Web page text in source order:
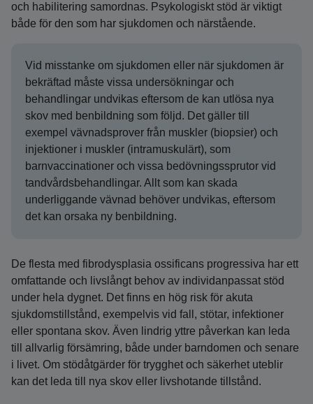
och habilitering samordnas. Psykologiskt stöd är viktigt
både för den som har sjukdomen och närstående.
Vid misstanke om sjukdomen eller när sjukdomen är
bekräftad måste vissa undersökningar och
behandlingar undvikas eftersom de kan utlösa nya
skov med benbildning som följd. Det gäller till
exempel vävnadsprover från muskler (biopsier) och
injektioner i muskler (intramuskulärt), som
barnvaccinationer och vissa bedövningssprutor vid
tandvårdsbehandlingar. Allt som kan skada
underliggande vävnad behöver undvikas, eftersom
det kan orsaka ny benbildning.
De flesta med fibrodysplasia ossificans progressiva har ett
omfattande och livslångt behov av individanpassat stöd
under hela dygnet. Det finns en hög risk för akuta
sjukdomstillstånd, exempelvis vid fall, stötar, infektioner
eller spontana skov. Även lindrig yttre påverkan kan leda
till allvarlig försämring, både under barndomen och senare
i livet. Om stödåtgärder för trygghet och säkerhet uteblir
kan det leda till nya skov eller livshotande tillstånd.